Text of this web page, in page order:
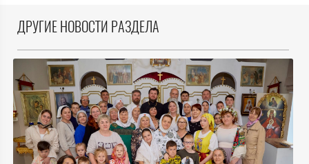
ДРУГИЕ НОВОСТИ РАЗДЕЛА